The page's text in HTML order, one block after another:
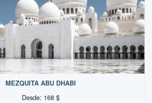
MEZQUITA ABU DHABI
Desde: 168 $